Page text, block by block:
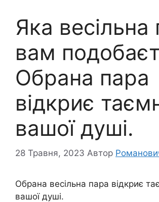
Яка весільна
вам
Обрана пара
відкриє
вашої душі.
28 Травня, 2023 Автор
Обрана весільна пара відкриє
вашої душі.